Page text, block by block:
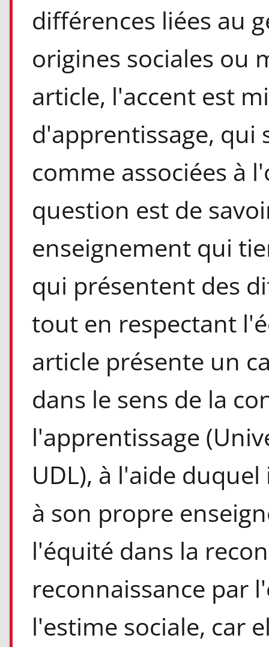
différences liées au
origines sociales ou
article, l'accent est
d'apprentissage, qui
comme associées à
question est de
enseignement qui
qui présentent des
tout en respectant
article présente un
dans le sens de la
l'apprentissage
UDL), à l'aide
à son propre
l'équité dans la
reconnaissance par
l'estime sociale, car